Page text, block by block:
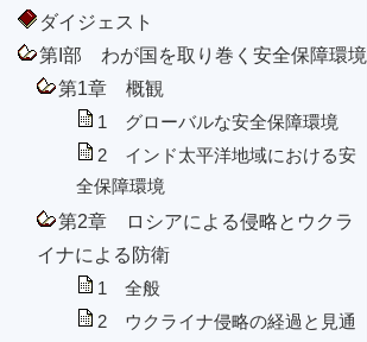
ダイジェスト
第I部 わが国を取り巻く安全保障環境
第1章 概観
1 グローバルな安全保障環境
2 インド太平洋地域における安
全保障環境
第2章 ロシアによる侵略とウクラ
イナによる防衛
1 全般
2 ウクライナ侵略の経過と見通